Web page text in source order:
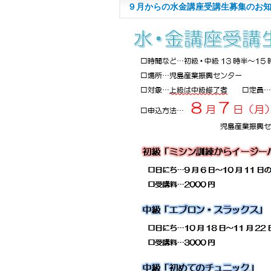
９月からの水金講座受講生募集のお